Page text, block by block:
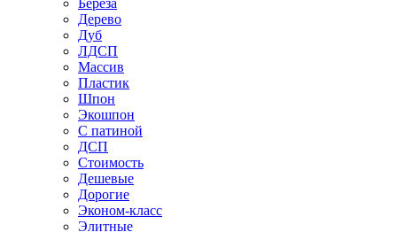
Береза
Дерево
Дуб
ЛДСП
Массив
Пластик
Шпон
Экошпон
С патиной
ДСП
Стоимость
Дешевые
Дорогие
Эконом-класс
Элитные